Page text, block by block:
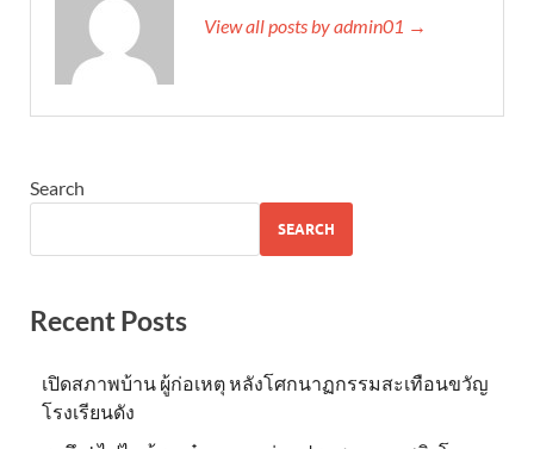
View all posts by admin01 →
Search
SEARCH
Recent Posts
เปิดสภาพบ้าน ผู้ก่อเหตุ หลังโศกนาฏกรรมสะเทือนขวัญ
โรงเรียนดัง